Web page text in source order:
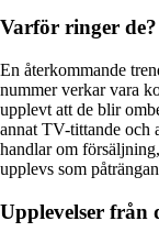
Varför ringer de?
En återkommande
nummer verkar vara
upplevt att de blir
annat TV-tittande och
handlar om
upplevs som
Upplevelser från